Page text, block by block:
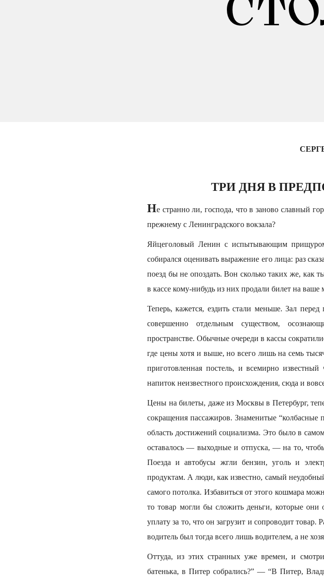
ТРИ ДНЯ В
Не странно ли, господа, что в заново славный
прежнему с Ленинградского вокзала?
Яйцеголовый Ленин с испытывающим
собирался оценивать выражение его лица: раз
поезд бы не опоздать. Вон сколько таких же, как
в кассе кому-нибудь из них продали билет на ваше
Теперь, кажется, ездить стали меньше. Зал
совершенно отдельным существом,
пространстве. Обычные очереди в кассы
где цены хотя и выше, но всего лишь на семь
приготовленная постель, и всемирно
напиток неизвестного происхождения, сюда и
Цены на билеты, даже из Москвы в Петербург,
сокращения пассажиров. Знаменитые “колбасные
область достижений социализма. Это было в
оставалось — выходные и отпуска, — на то,
Поезда и автобусы жгли бензин, уголь и
продуктам. А люди, как известно, самый
самого потолка. Избавиться от этого кошмара
то товар могли бы сложить деньги, которые
уплату за то, что он загрузит и сопроводит
водитель был тогда всего лишь водителем, а не
Оттуда, из этих странных уже времен, и
батенька, в Питер собрались?” — “В Питер,